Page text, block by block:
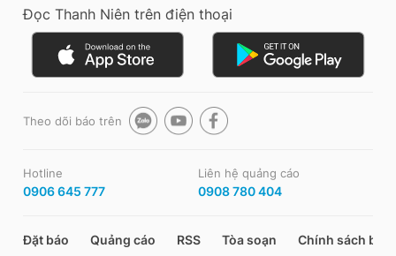
Đọc Thanh Niên trên điện thoại
Theo dõi báo trên
Hotline
0906 645 777
Liên hệ quảng cáo
0908 780 404
Đặt báo Quảng cáo RSS Tòa soạn Chính sách bảo